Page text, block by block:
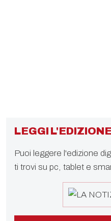
LEGGI
Puoi leggere l'edizione
ti trovi su pc, tablet e